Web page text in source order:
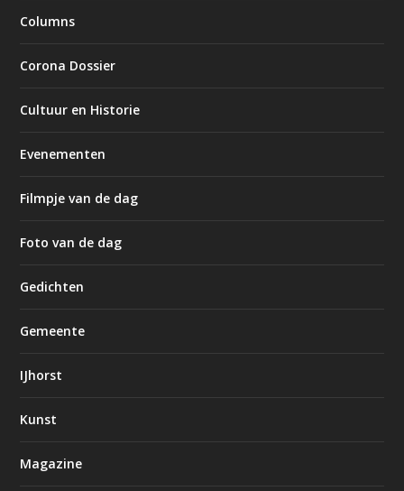
Columns
Corona Dossier
Cultuur en Historie
Evenementen
Filmpje van de dag
Foto van de dag
Gedichten
Gemeente
IJhorst
Kunst
Magazine